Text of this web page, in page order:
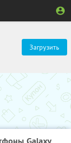
Загрузить